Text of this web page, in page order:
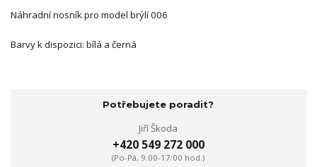
Náhradní nosník pro model brýlí 006
Barvy k dispozici: bílá a černá
Potřebujete poradit?
Jiří Škoda
+420 549 272 000
(Po-Pá, 9:00-17:00 hod.)